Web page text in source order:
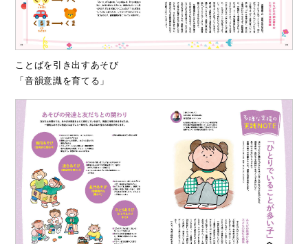
ことばを引き出すあそび
「音韻意識を育てる」